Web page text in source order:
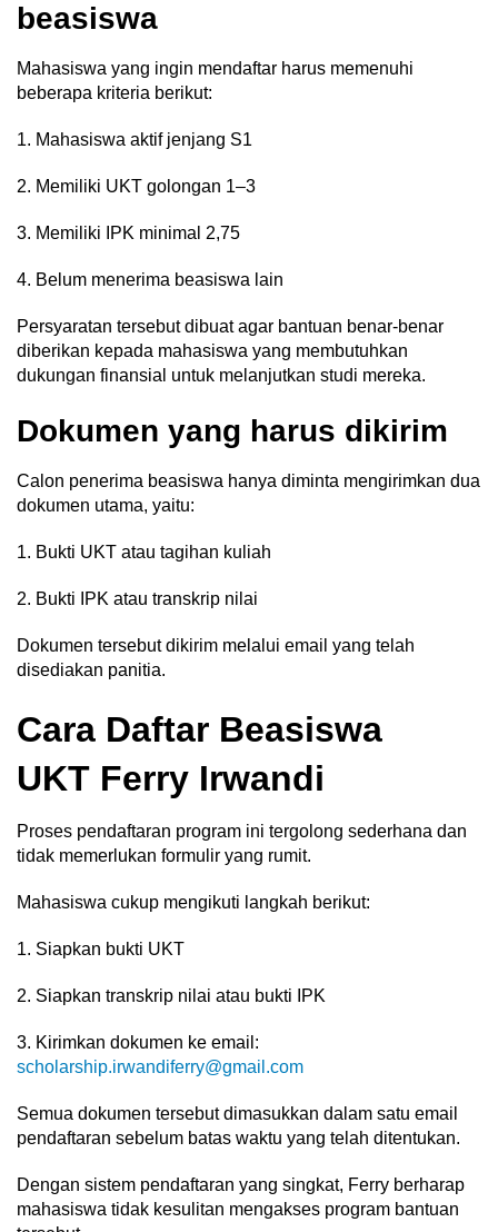
beasiswa
Mahasiswa yang ingin mendaftar harus memenuhi
beberapa kriteria berikut:
1. Mahasiswa aktif jenjang S1
2. Memiliki UKT golongan 1–3
3. Memiliki IPK minimal 2,75
4. Belum menerima beasiswa lain
Persyaratan tersebut dibuat agar bantuan benar-benar
diberikan kepada mahasiswa yang membutuhkan
dukungan finansial untuk melanjutkan studi mereka.
Dokumen yang harus dikirim
Calon penerima beasiswa hanya diminta mengirimkan dua
dokumen utama, yaitu:
1. Bukti UKT atau tagihan kuliah
2. Bukti IPK atau transkrip nilai
Dokumen tersebut dikirim melalui email yang telah
disediakan panitia.
Cara Daftar Beasiswa
UKT Ferry Irwandi
Proses pendaftaran program ini tergolong sederhana dan
tidak memerlukan formulir yang rumit.
Mahasiswa cukup mengikuti langkah berikut:
1. Siapkan bukti UKT
2. Siapkan transkrip nilai atau bukti IPK
3. Kirimkan dokumen ke email:
scholarship.irwandiferry@gmail.com
Semua dokumen tersebut dimasukkan dalam satu email
pendaftaran sebelum batas waktu yang telah ditentukan.
Dengan sistem pendaftaran yang singkat, Ferry berharap
mahasiswa tidak kesulitan mengakses program bantuan